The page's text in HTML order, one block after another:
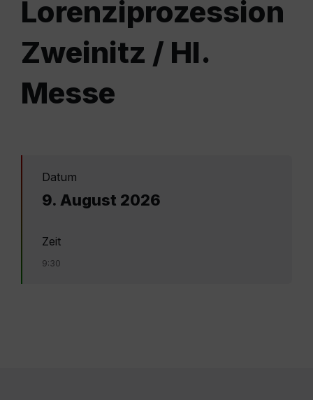
Lorenziprozession
Zweinitz / Hl.
Messe
Datum
9. August 2026
Zeit
9:30